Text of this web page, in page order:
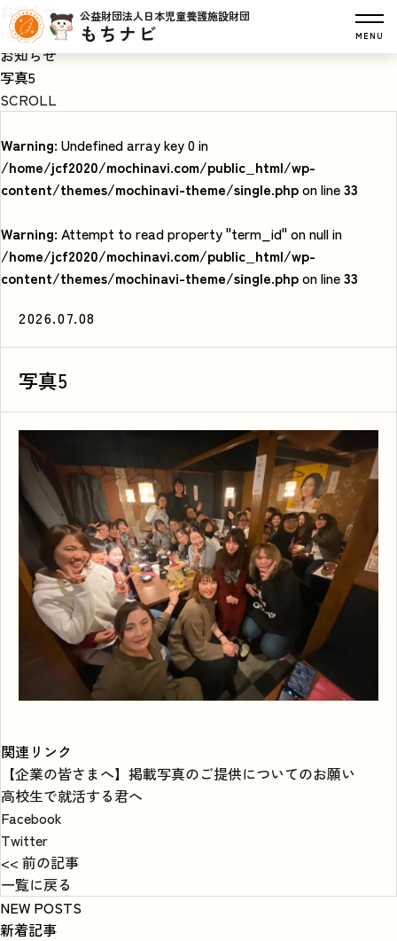
公益財団法人日本児童養護施設財団
もちナビ MENU
お知らせ
HOME
お知らせ
写真5
SCROLL
Warning: Undefined array key 0 in
/home/jcf2020/mochinavi.com/public_html/wp-
content/themes/mochinavi-theme/single.phpon line33
Warning: Attempt to read property "term_id" on null in
/home/jcf2020/mochinavi.com/public_html/wp-
content/themes/mochinavi-theme/single.phpon line33
2026.07.08
写真5
関連リンク
【企業の皆さまへ】掲載写真のご提供についてのお願い
高校生で就活する君へ
Facebook
Twitter
<< 前の記事
一覧に戻る
NEW POSTS
新着記事